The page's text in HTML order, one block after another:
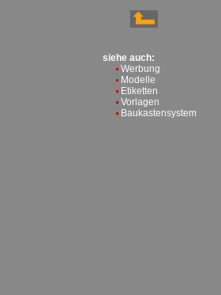
siehe auch:
Werbung
Modelle
Etiketten
Vorlagen
Baukastensystem